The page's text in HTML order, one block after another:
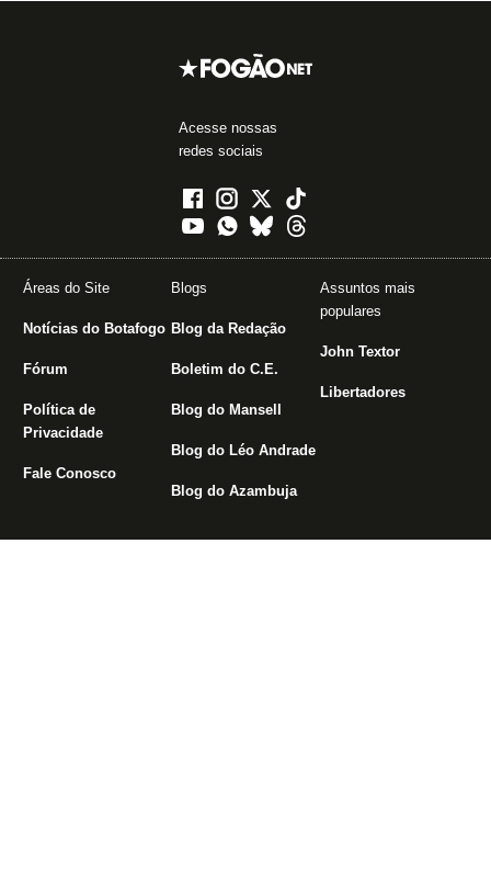
Acesse nossas
redes sociais
Áreas do Site
Notícias do Botafogo
Fórum
Política de
Privacidade
Fale Conosco
Blogs
Blog da Redação
Boletim do C.E.
Blog do Mansell
Blog do Léo Andrade
Blog do Azambuja
Assuntos mais
populares
John Textor
Libertadores